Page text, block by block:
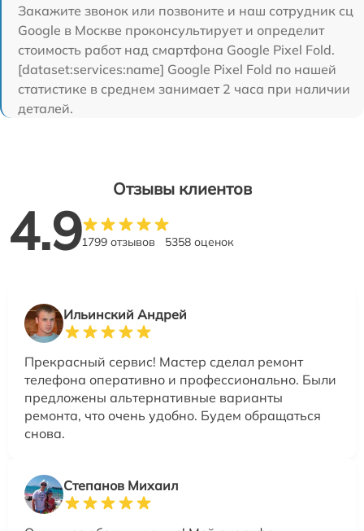
Закажите звонок или позвоните и наш сотрудник сц
Google в Москве проконсультирует и определит
стоимость работ над смартфона Google Pixel Fold.
[dataset:services:name] Google Pixel Fold по нашей
статистике в среднем занимает 2 часа при наличии
деталей.
Отзывы клиентов
4.91799 отзывов 5358 оценок
Ильинский Андрей
Прекрасный сервис! Мастер сделал ремонт
телефона оперативно и профессионально. Были
предложены альтернативные варианты
ремонта, что очень удобно. Будем обращаться
снова.
Степанов Михаил